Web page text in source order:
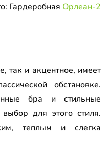
Гардеробная Орлеан-2
так и акцентное, имеет
обстановке.
бра и стильные
для этого стиля.
теплым и слегка